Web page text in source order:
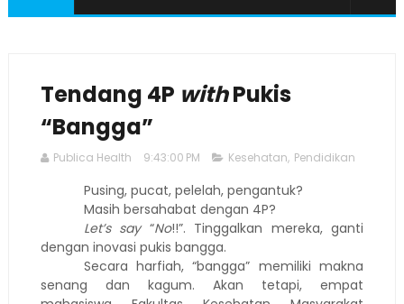
Tendang 4P withPukis
“Bangga”
Publica Health 9:43:00 PM Kesehatan, Pendidikan
Pusing, pucat, pelelah, pengantuk?
Masih bersahabat dengan 4P?
Let’s say“No!!”. Tinggalkan mereka, ganti
dengan inovasi pukis bangga.
Secara harfiah, “bangga” memiliki makna
senang dan kagum. Akan tetapi, empat